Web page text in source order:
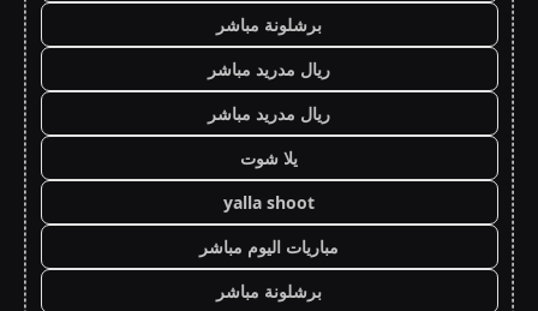
برشلونة مباشر
ريال مدريد مباشر
ريال مدريد مباشر
يلا شوت
yalla shoot
مباريات اليوم مباشر
برشلونة مباشر